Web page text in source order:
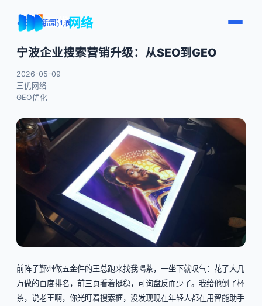
三优网络
← 返回新闻列表
宁波企业搜索营销升级：从SEO到GEO
2026-05-09
三优网络
GEO优化
前阵子鄞州做五金件的王总跑来找我喝茶，一坐下就叹气：花了大几
万做的百度排名，前三页看着挺稳，可询盘反而少了。我给他倒了杯
茶，说老王啊，你光盯着搜索框，没发现现在年轻人都在用智能助手